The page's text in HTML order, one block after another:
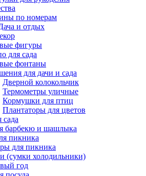
по номерам
и отдых
фигуры
для сада
фонтаны
для дачи и сада
Дверной колокольчик
Термометры уличные
Кормушки для птиц
Плантаторы для цветов
сада
барбекю и шашлыка
пикника
для пикника
(сумки холодильники)
год